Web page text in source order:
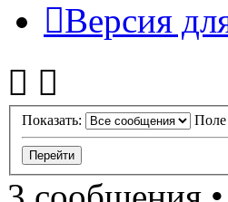
Версия
Показать: Поле